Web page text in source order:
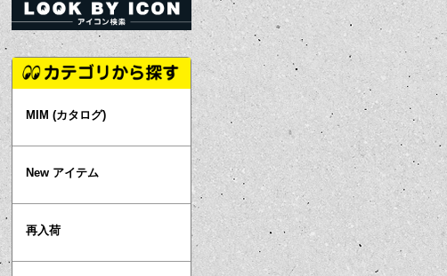
MIM (カタログ)
New アイテム
再入荷